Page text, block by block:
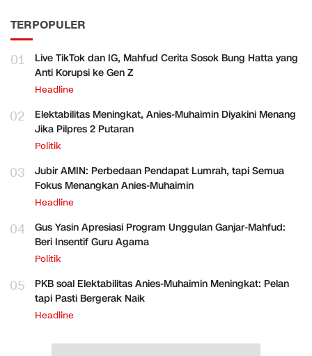
TERPOPULER
01
Live TikTok dan IG, Mahfud Cerita Sosok Bung Hatta yang
Anti Korupsi ke Gen Z
Headline
02
Elektabilitas Meningkat, Anies-Muhaimin Diyakini Menang
Jika Pilpres 2 Putaran
Politik
03
Jubir AMIN: Perbedaan Pendapat Lumrah, tapi Semua
Fokus Menangkan Anies-Muhaimin
Headline
04
Gus Yasin Apresiasi Program Unggulan Ganjar-Mahfud:
Beri Insentif Guru Agama
Politik
05
PKB soal Elektabilitas Anies-Muhaimin Meningkat: Pelan
tapi Pasti Bergerak Naik
Headline